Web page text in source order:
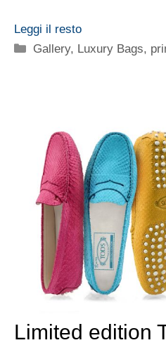
Leggi il resto
Categorie
Gallery, Luxury Bags,
Limited edition